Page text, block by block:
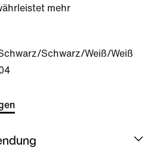
mehr
Schwarz/Weiß/Weiß